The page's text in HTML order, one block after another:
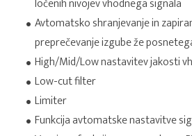
ločenih nivojev vhodnega signala
Avtomatsko shranjevanje in
preprečevanje izgube že
High/Mid/Low nastavitev jakosti
Low-cut filter
Limiter
Funkcija avtomatske nastavitve